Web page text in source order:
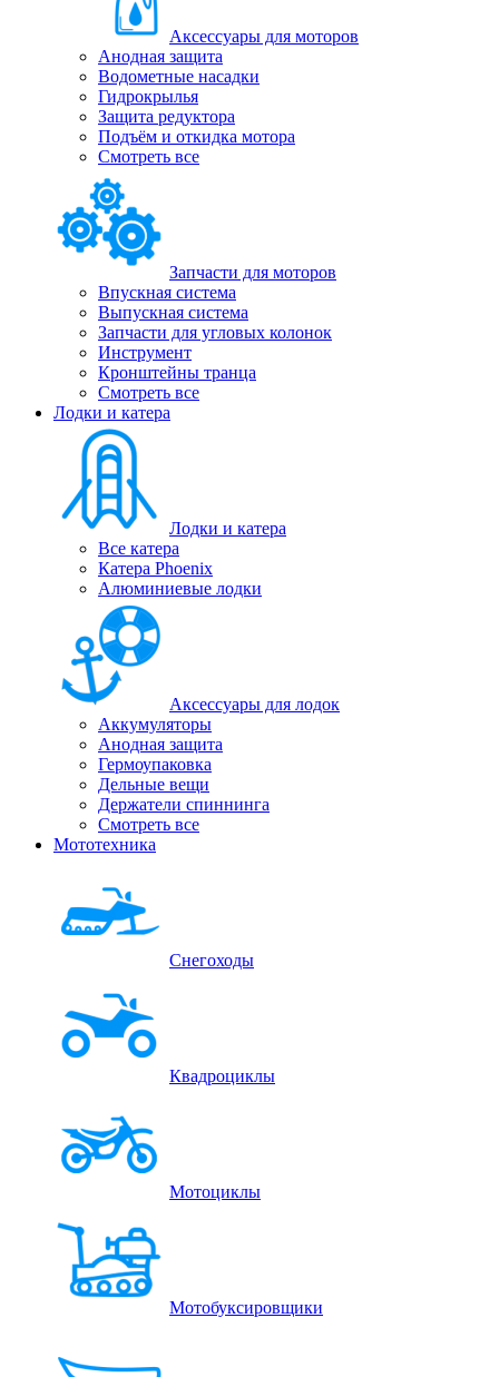
Аксессуары для моторов
Анодная защита
Водометные насадки
Гидрокрылья
Защита редуктора
Подъём и откидка мотора
Смотреть все
Запчасти для моторов
Впускная система
Выпускная система
Запчасти для угловых колонок
Инструмент
Кронштейны транца
Смотреть все
Лодки и катера
Лодки и катера
Все катера
Катера Phoenix
Алюминиевые лодки
Аксессуары для лодок
Аккумуляторы
Анодная защита
Гермоупаковка
Дельные вещи
Держатели спиннинга
Смотреть все
Мототехника
Снегоходы
Квадроциклы
Мотоциклы
Мотобуксировщики